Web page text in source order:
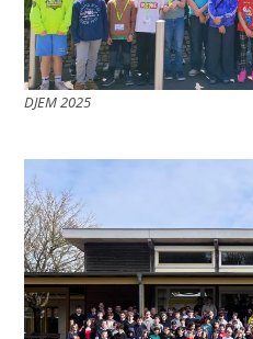
DJEM 2025